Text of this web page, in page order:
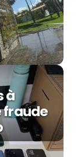
à
fraude